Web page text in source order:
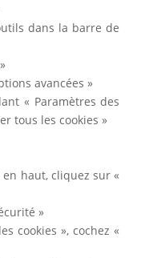
dans la barre de
avancées »
« Paramètres des
tous les cookies »
haut, cliquez sur «
»
», cochez «